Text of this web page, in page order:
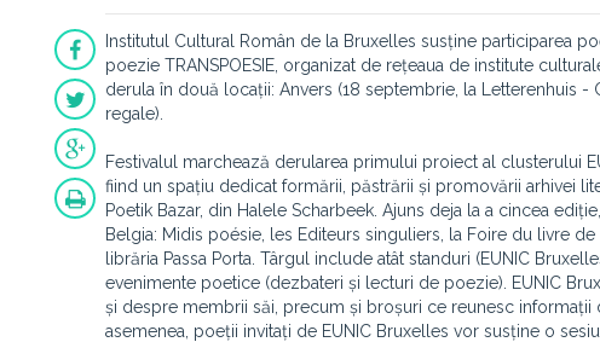
Institutul Cultural Român de la Bruxelles susține participarea
poezie TRANSPOESIE, organizat de rețeaua de institute
derula în două locații: Anvers (18 septembrie, la Letterenhuis -
regale).
Festivalul marchează derularea primului proiect al clusterului
fiind un spațiu dedicat formării, păstrării și promovării arhivei
Poetik Bazar, din Halele Scharbeek. Ajuns deja la a cincea
Belgia: Midis poésie, les Editeurs singuliers, la Foire du livre
librăria Passa Porta. Târgul include atât standuri (EUNIC
evenimente poetice (dezbateri și lecturi de poezie). EUNIC
și despre membrii săi, precum și broșuri ce reunesc
asemenea, poeții invitați de EUNIC Bruxelles vor susține o